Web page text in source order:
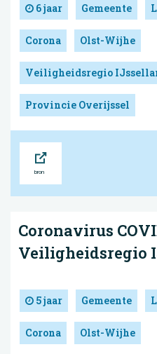
6 jaar Gemeente
Corona Olst-Wijhe
Veiligheidsregio
Provincie Overijssel
Coronavirus
Veiligheidsregio
5 jaar Gemeente
Corona Olst-Wijhe